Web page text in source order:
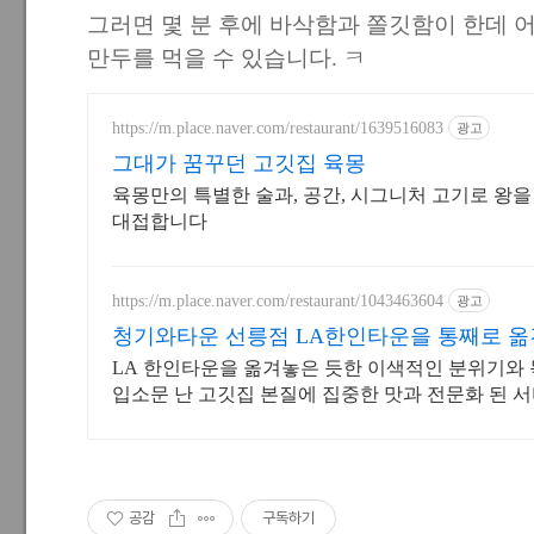
그러면 몇 분 후에 바삭함과 쫄깃함이 한데
만두를 먹을 수 있습니다. ㅋ
https://m.place.naver.com/restaurant/1639516083 광고
그대가 꿈꾸던 고깃집 육몽
육몽만의 특별한 술과, 공간, 시그니처 고기로 왕
대접합니다
https://m.place.naver.com/restaurant/1043463604 광고
청기와타운 선릉점 LA한인타운을 통째로 옮
LA 한인타운을 옮겨놓은 듯한 이색적인 분위기와
입소문 난 고깃집 본질에 집중한 맛과 전문화 된
공감 구독하기